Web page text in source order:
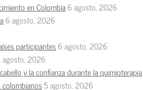
en Colombia6 agosto, 2026
6 agosto, 2026
participantes6 agosto, 2026
agosto, 2026
y la confianza durante la quimioterapia
colombianos5 agosto, 2026